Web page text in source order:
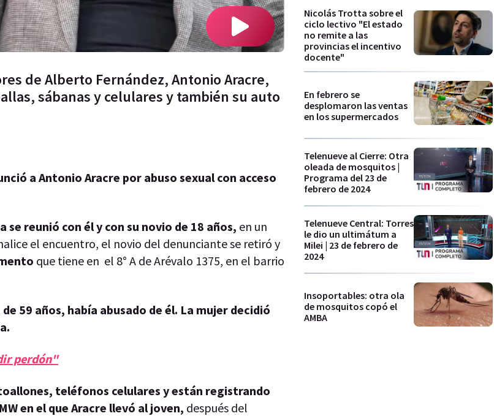
de Alberto Fernández, Antonio Aracre,
sábanas y celulares y también su auto
a Antonio Aracre por abuso sexual con acceso
se reunió con él y con su novio de 18 años, en un
el encuentro, el novio del denunciante se retiró y
que tiene en el 8° A de Arévalo 1375, en el barrio
59 años, había abusado de él. La mujer decidió
perdón"
teléfonos celulares y están registrando
en el que Aracre llevó al joven, después del
Nicolás Trotta sobre el
ciclo lectivo "El estado
no remite a las
provincias el incentivo
docente"
En febrero se
desplomaron las ventas
en los supermercados
Telenueve al Cierre: Otra
oleada de mosquitos |
Programa del 23 de
febrero de 2024
Telenueve Central: Torres
le dio un ultimátum a
Milei | 23 de febrero de
2024
Insoportables: otra ola
de mosquitos copó el
AMBA